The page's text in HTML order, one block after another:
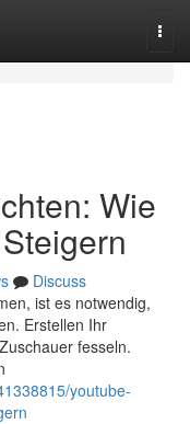
Wie
Discuss
ist es notwendig,
Erstellen Ihr
fesseln.
youtube-